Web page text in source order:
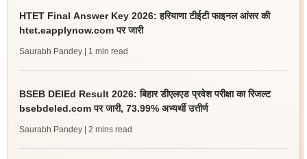
HTET Final Answer Key 2026: हरियाणा टीईटी फाइनल आंसर की
htet.eapplynow.com पर जारी
Saurabh Pandey | 1 min read
BSEB DElEd Result 2026: बिहार डीएलएड प्रवेश परीक्षा का रिजल्ट
bsebdeled.com पर जारी, 73.99% अभ्यर्थी उत्तीर्ण
Saurabh Pandey | 2 mins read